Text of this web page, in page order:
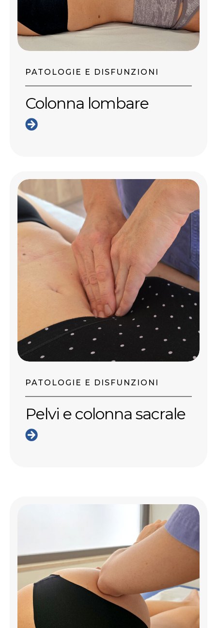
PATOLOGIE E DISFUNZIONI
Colonna lombare
PATOLOGIE E DISFUNZIONI
Pelvi e colonna sacrale